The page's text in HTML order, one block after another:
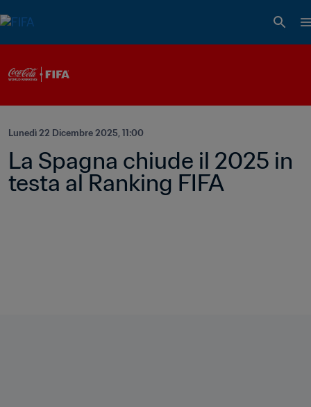
Lunedì 22 Dicembre 2025, 11:00
La Spagna chiude il 2025 in
testa al Ranking FIFA